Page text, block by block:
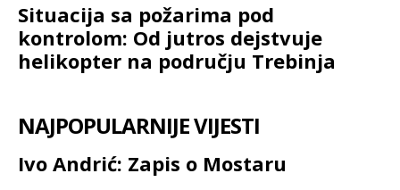
Situacija sa požarima pod
kontrolom: Od jutros dejstvuje
helikopter na području Trebinja
NAJPOPULARNIJE VIJESTI
Ivo Andrić: Zapis o Mostaru